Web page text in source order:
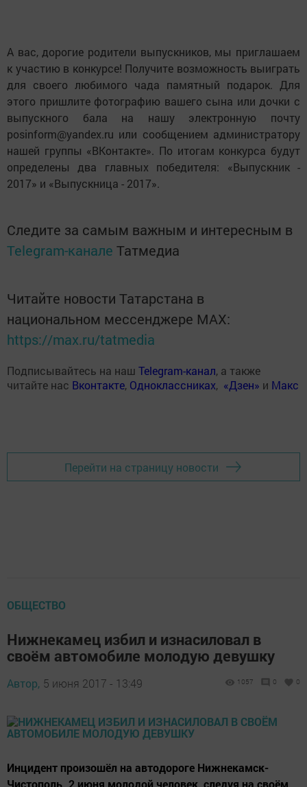
А вас, дорогие родители выпускников, мы приглашаем
к участию в конкурсе! Получите возможность выиграть
для своего любимого чада памятный подарок. Для
этого пришлите фотографию вашего сына или дочки с
выпускного бала на нашу электронную почту
posinform@yandex.ru или сообщением администратору
нашей группы «ВКонтакте». По итогам конкурса будут
определены два главных победителя: «Выпускник -
2017» и «Выпускница - 2017».
Следите за самым важным и интересным в
Telegram-канале Татмедиа
Читайте новости Татарстана в
национальном мессенджере MАХ:
https://max.ru/tatmedia
Подписывайтесь на наш Telegram-канал, а также
читайте нас Вконтакте, Одноклассниках, «Дзен» и Макс
Перейти на страницу новости
ОБЩЕСТВО
Нижнекамец избил и изнасиловал в
своём автомобиле молодую девушку
Автор, 5 июня 2017 - 13:49 1057 0 0
Инцидент произошёл на автодороге Нижнекамск-